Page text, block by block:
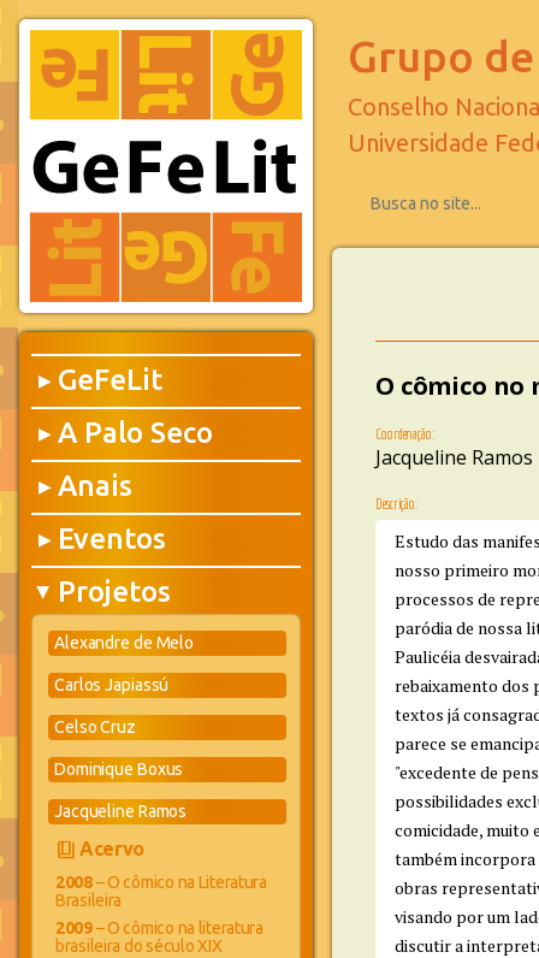
▶ GeFeLit
▶ A Palo Seco
▶ Anais
▶ Eventos
▶ Projetos
Alexandre de Melo
Carlos Japiassú
Celso Cruz
Dominique Boxus
Jacqueline Ramos
book_4 Acervo
2008– O cômico na Literatura
Brasileira
2009– O cômico na literatura
brasileira do século XIX
Grupo
Conselho
Universidade
O cômico
Coordenação:
Jacqueline Ramos
Descrição:
Estudo das
nosso primeiro
processos de
paródia de nossa
Paulicéia
rebaixamento dos
textos já
parece se
"excedente de
possibilidades
comicidade, muito
também incorpora
obras
visando por um
discutir a